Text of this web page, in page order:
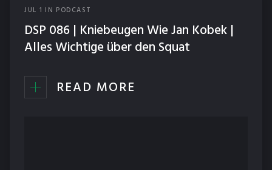
JUL 1 IN PODCAST
DSP 086 | Kniebeugen Wie Jan Kobek |
Alles Wichtige über den Squat
READ MORE